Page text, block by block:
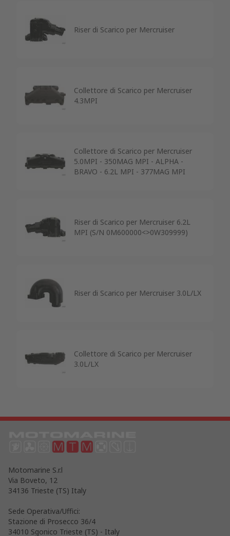
Riser di Scarico per Mercruiser
Collettore di Scarico per Mercruiser
4.3MPI
Collettore di Scarico per Mercruiser
5.0MPI - 350MAG MPI - ALPHA -
BRAVO - 6.2L MPI - 377MAG MPI
Riser di Scarico per Mercruiser 6.2L
MPI (S/N 0M600000<>0W309999)
Riser di Scarico per Mercruiser 3.0L/LX
Collettore di Scarico per Mercruiser
3.0L/LX
Motomarine S.r.l
Via Boveto, 12
34136 Trieste (TS) Italy
Sede Operativa/Uffici:
Stazione di Prosecco 36/4
34010 Sgonico Trieste (TS) - Italy